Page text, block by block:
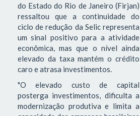
do Estado do Rio de Janeiro (Firjan)
ressaltou que a continuidade do
ciclo de redução da Selic representa
um sinal positivo para a atividade
econômica, mas que o nível ainda
elevado da taxa mantém o crédito
caro e atrasa investimentos.
"O elevado custo de capital
posterga investimentos, dificulta a
modernização produtiva e limita a